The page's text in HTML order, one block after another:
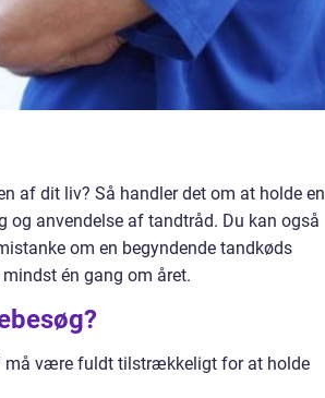
af dit liv? Så handler det om at holde en
anvendelse af tandtråd. Du kan også
om en begyndende tandkøds
én gang om året.
må være fuldt tilstrækkeligt for at holde